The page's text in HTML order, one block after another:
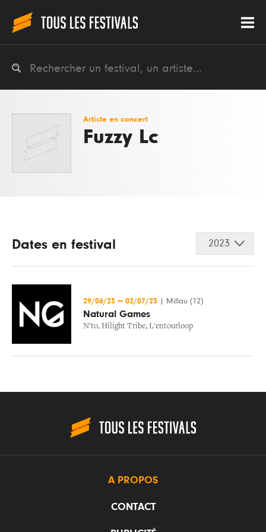
Artiste en concert
Fuzzy Lc
Dates en festival 2023
29/06/23 — 02/07/23 Millau (12)
Natural Games
N'to, Hilight Tribe, L'entourloop
A PROPOS
CONTACT